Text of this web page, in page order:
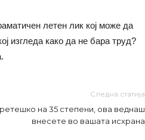
летен лик кој може да
изгледа како да не бара труд?
Следна статија
на 35 степени, ова веднаш
внесете во вашата исхрана